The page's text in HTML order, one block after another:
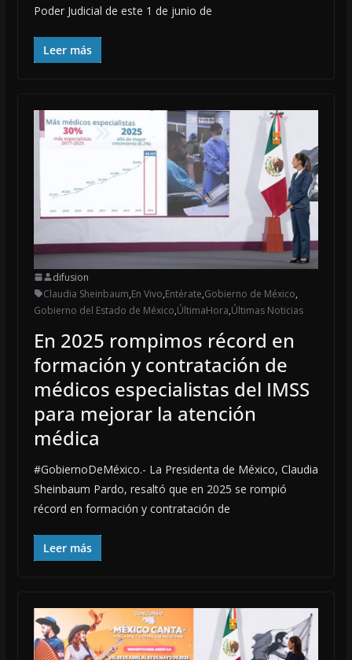
Poder Judicial de este 1 de junio de
Leer más
difusion
Claudia Sheinbaum,En Vivo,Entérate,Gobierno de México,
Gobierno del Estado de México,ÚltimaHora,Últimas Noticias
En 2025 rompimos récord en
formación y contratación de
médicos especialistas del IMSS
para mejorar la atención
médica
#GobiernoDeMéxico.- La Presidenta de México, Claudia
Sheinbaum Pardo, resaltó que en 2025 se rompió
récord en formación y contratación de
Leer más